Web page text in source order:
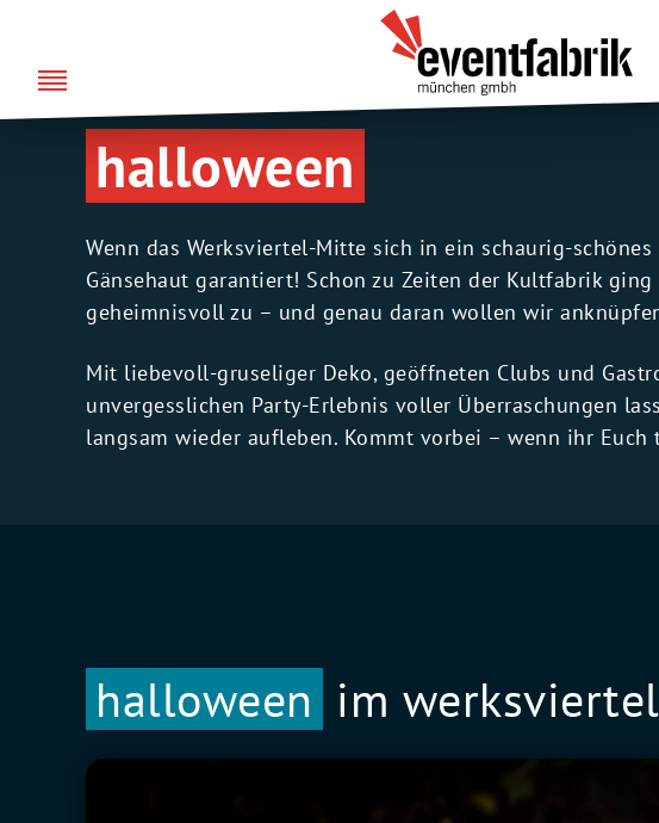
springen
halloween
Wenn das Werksviertel-Mitte sich in ein schaurig-
Gänsehaut garantiert! Schon zu Zeiten der Kultfabrik
geheimnisvoll zu – und genau daran wollen wir
Mit liebevoll-gruseliger Deko, geöffneten Clubs und
unvergesslichen Party-Erlebnis voller Überraschungen
langsam wieder aufleben. Kommt vorbei – wenn ihr Euch
halloween im